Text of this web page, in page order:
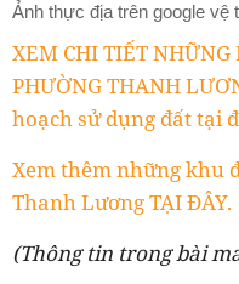
Ảnh thực địa trên google vệ
XEM CHI TIẾT
PHƯỜNG THANH
hoạch sử dụng đất tại
Xem thêm những khu
Thanh Lương TẠI ĐÂY.
(Thông tin trong bài